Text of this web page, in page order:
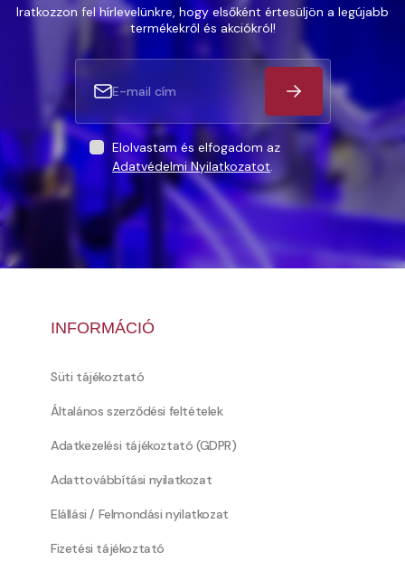
Iratkozzon fel hírlevelünkre, hogy elsőként értesüljön a legújabb
termékekről és akciókról!
Elolvastam és elfogadom az
Adatvédelmi Nyilatkozatot.
INFORMÁCIÓ
Süti tájékoztató
Általános szerződési feltételek
Adatkezelési tájékoztató (GDPR)
Adattovábbítási nyilatkozat
Elállási / Felmondási nyilatkozat
Fizetési tájékoztató